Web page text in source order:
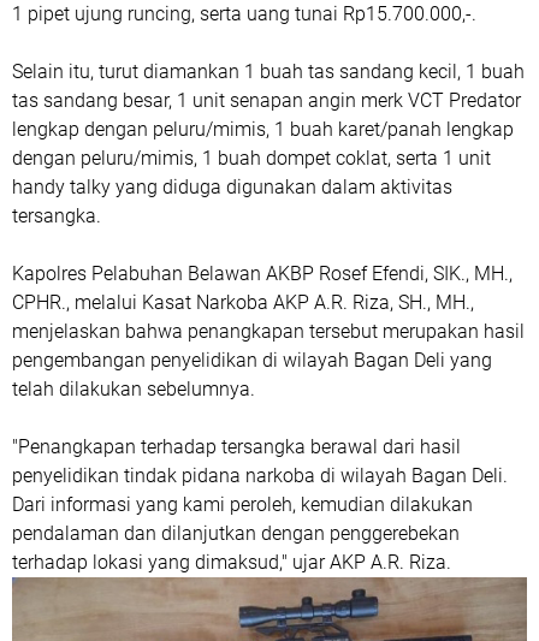
1 pipet ujung runcing, serta uang tunai Rp15.700.000,-.
Selain itu, turut diamankan 1 buah tas sandang kecil, 1 buah
tas sandang besar, 1 unit senapan angin merk VCT Predator
lengkap dengan peluru/mimis, 1 buah karet/panah lengkap
dengan peluru/mimis, 1 buah dompet coklat, serta 1 unit
handy talky yang diduga digunakan dalam aktivitas
tersangka.
Kapolres Pelabuhan Belawan AKBP Rosef Efendi, SIK., MH.,
CPHR., melalui Kasat Narkoba AKP A.R. Riza, SH., MH.,
menjelaskan bahwa penangkapan tersebut merupakan hasil
pengembangan penyelidikan di wilayah Bagan Deli yang
telah dilakukan sebelumnya.
"Penangkapan terhadap tersangka berawal dari hasil
penyelidikan tindak pidana narkoba di wilayah Bagan Deli.
Dari informasi yang kami peroleh, kemudian dilakukan
pendalaman dan dilanjutkan dengan penggerebekan
terhadap lokasi yang dimaksud," ujar AKP A.R. Riza.